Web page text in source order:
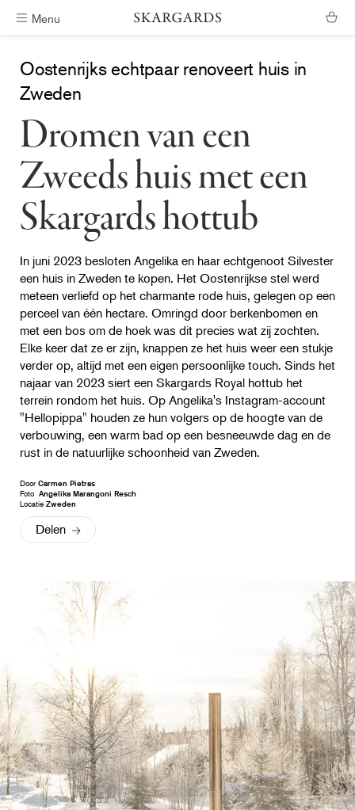
Menu Verzending binnen #ShippingTimeGeneral
Oostenrijks echtpaar renoveert huis in
Zweden
Dromen van een
Zweeds huis met een
Skargards hottub
In juni 2023 besloten Angelika en haar echtgenoot Silvester
een huis in Zweden te kopen. Het Oostenrijkse stel werd
meteen verliefd op het charmante rode huis, gelegen op een
perceel van één hectare. Omringd door berkenbomen en
met een bos om de hoek was dit precies wat zij zochten.
Elke keer dat ze er zijn, knappen ze het huis weer een stukje
verder op, altijd met een eigen persoonlijke touch. Sinds het
najaar van 2023 siert een Skargards Royal hottub het
terrein rondom het huis. Op Angelika's Instagram-account
"Hellopippa" houden ze hun volgers op de hoogte van de
verbouwing, een warm bad op een besneeuwde dag en de
rust in de natuurlijke schoonheid van Zweden.
Door Carmen Pietras
Foto Angelika Marangoni Resch
Locatie Zweden
Delen